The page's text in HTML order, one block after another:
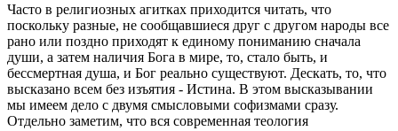
Часто в религиозных агитках приходится читать, что
поскольку разные, не сообщавшиеся друг с другом народы все
рано или поздно приходят к единому пониманию сначала
души, а затем наличия Бога в мире, то, стало быть, и
бессмертная душа, и Бог реально существуют. Дескать, то, что
высказано всем без изъятия - Истина. В этом высказывании
мы имеем дело с двумя смысловыми софизмами сразу.
Отдельно заметим, что вся современная теология